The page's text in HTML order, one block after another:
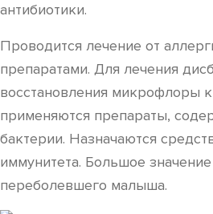
антибиотики.
Проводится лечение от
препаратами. Для лечения
восстановления микрофлоры
применяются препараты,
бактерии. Назначаются
иммунитета. Большое
переболевшего малыша.